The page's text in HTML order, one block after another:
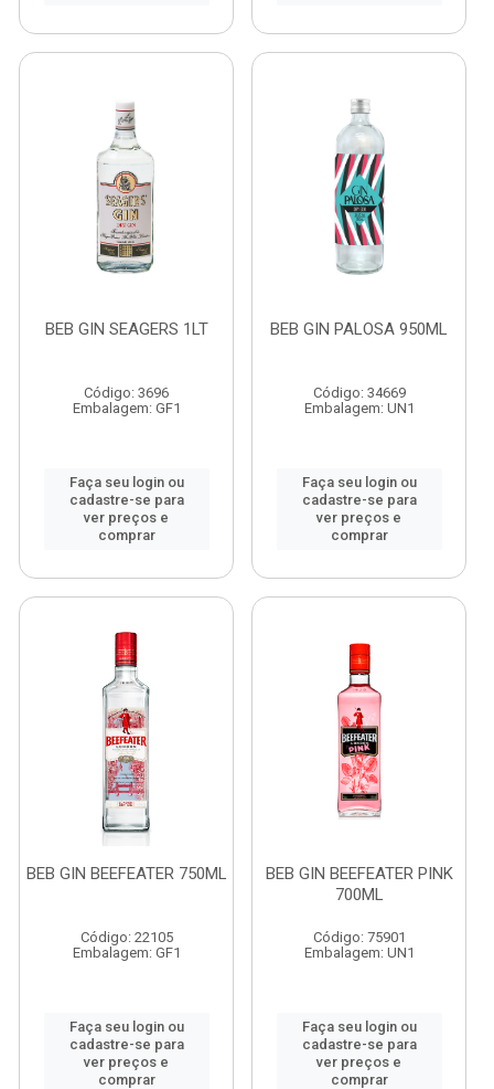
BEB GIN SEAGERS 1LT
Código: 3696
Embalagem: GF1
Faça seu login ou
cadastre-se para
ver preços e
comprar
BEB GIN PALOSA 950ML
Código: 34669
Embalagem: UN1
Faça seu login ou
cadastre-se para
ver preços e
comprar
BEB GIN BEEFEATER 750ML
Código: 22105
Embalagem: GF1
Faça seu login ou
cadastre-se para
ver preços e
comprar
BEB GIN BEEFEATER PINK
700ML
Código: 75901
Embalagem: UN1
Faça seu login ou
cadastre-se para
ver preços e
comprar